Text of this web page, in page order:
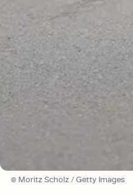
© Moritz Scholz / Getty Images